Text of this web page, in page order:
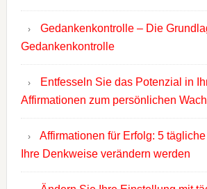
Gedankenkontrolle – Die
Gedankenkontrolle
Entfesseln Sie das Potenzial in
Affirmationen zum persönlichen
Affirmationen für Erfolg: 5
Ihre Denkweise verändern werden